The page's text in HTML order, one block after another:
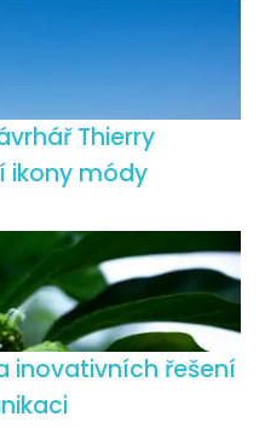
Thierry
ikony módy
inovativních řešení